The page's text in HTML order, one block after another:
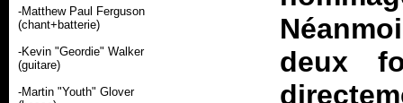
-Matthew Paul Ferguson
(chant+batterie)
-Kevin "Geordie" Walker
(guitare)
-Martin "Youth" Glover
deux